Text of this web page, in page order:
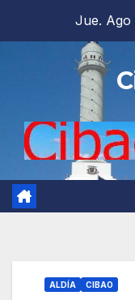
Jue. Ago
ALDÍA CIBAO